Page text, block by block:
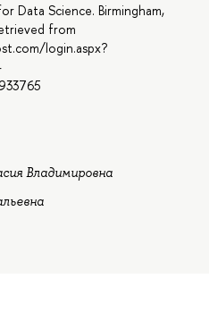
Data Science. Birmingham,
from
login.aspx?
Владимировна